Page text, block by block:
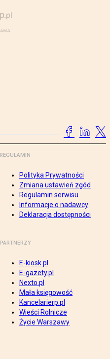
REGULAMIN
Polityka Prywatności
Zmiana ustawień zgód
Regulamin serwisu
Informacje o nadawcy
Deklaracja dostępności
PARTNERZY
E-kiosk.pl
E-gazety.pl
Nexto.pl
Mała księgowość
Kancelarierp.pl
Wieści Rolnicze
Życie Warszawy